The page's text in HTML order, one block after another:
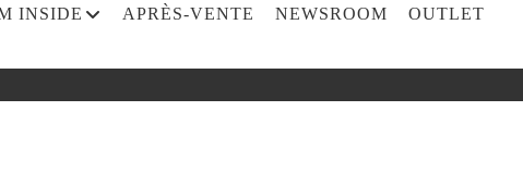
INSIDE APRÈS-VENTE NEWSROOM OUTLET